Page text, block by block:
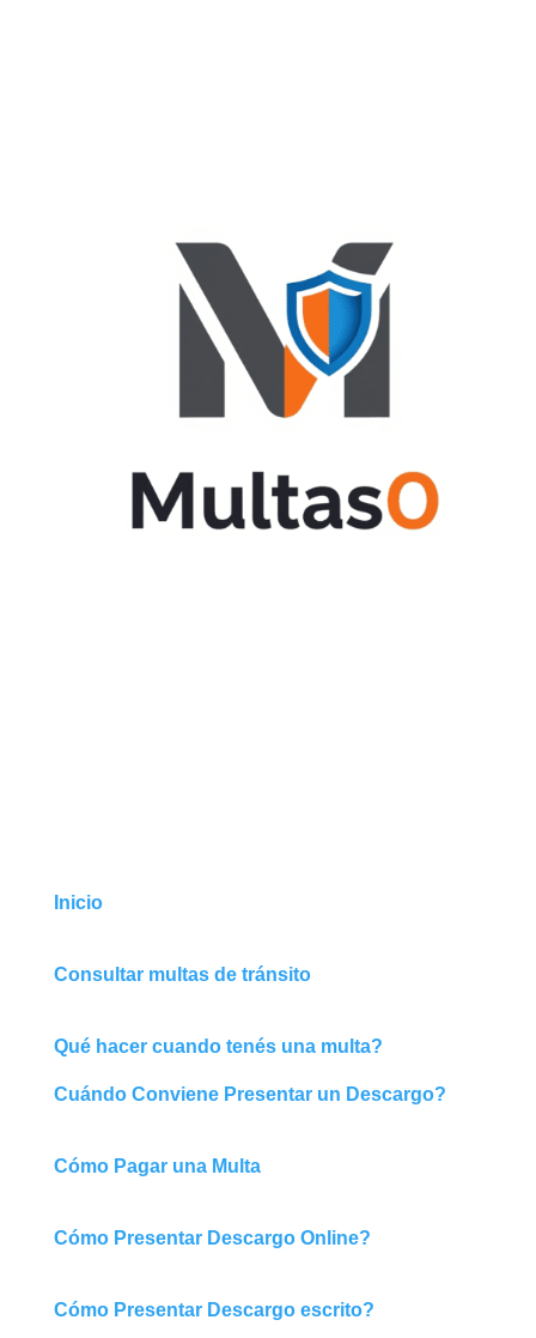
Inicio
Consultar multas de tránsito
Qué hacer cuando tenés una multa?
Cuándo Conviene Presentar un Descargo?
Cómo Pagar una Multa
Cómo Presentar Descargo Online?
Cómo Presentar Descargo escrito?